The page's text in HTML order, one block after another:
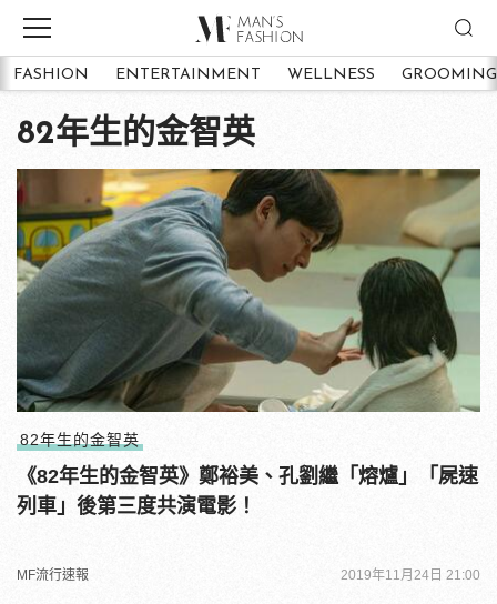
FASHION ENTERTAINMENT WELLNESS GROOMING
82年生的金智英
82年生的金智英
《82年生的金智英》鄭裕美、孔劉繼「熔爐」「屍速
列車」後第三度共演電影！
MF流行速報 2019年11月24日 21:00